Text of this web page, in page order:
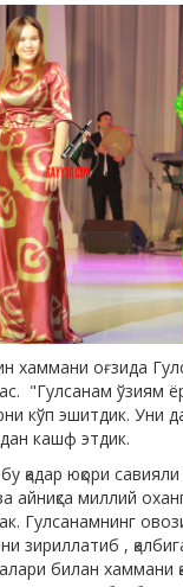
хаммани оғзида
"Гулсанам ўзиям
кўп эшитдик. Уни
кашф этдик.
қадар юқори
айниқса миллий
Гулсанамнинг
зириллатиб ,
билан хаммани